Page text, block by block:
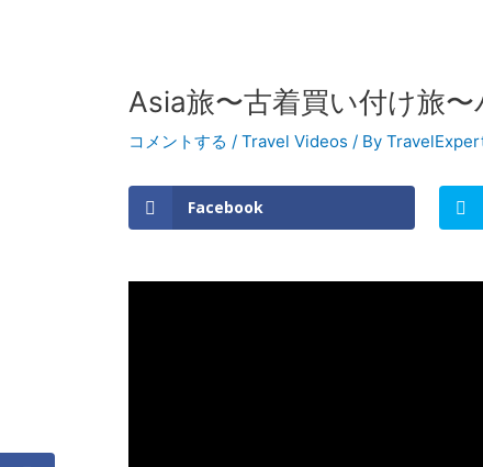
Asia旅〜古着買い付け旅
コメントする / Travel Videos / By
Facebook